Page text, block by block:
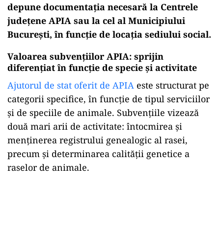
depune documentația necesară la Centrele
județene APIA sau la cel al Municipiului
București, în funcție de locația sediului social.
Valoarea subvențiilor APIA: sprijin
diferențiat în funcție de specie și activitate
Ajutorul de stat oferit de APIA este structurat pe
categorii specifice, în funcție de tipul serviciilor
și de speciile de animale. Subvențiile vizează
două mari arii de activitate: întocmirea și
menținerea registrului genealogic al rasei,
precum și determinarea calității genetice a
raselor de animale.